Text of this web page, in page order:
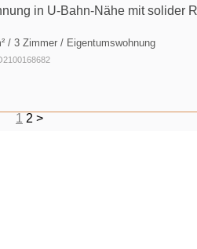
in U-Bahn-Nähe mit solider
/ 3 Zimmer / Eigentumswohnung
1 2 >